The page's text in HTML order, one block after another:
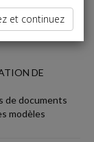
DE
de documents
modèles
et continuez